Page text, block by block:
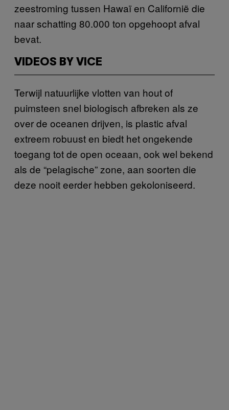
zeestroming tussen Hawaï en Californië die
naar schatting 80.000 ton opgehoopt afval
bevat.
VIDEOS BY VICE
Terwijl natuurlijke vlotten van hout of
puimsteen snel biologisch afbreken als ze
over de oceanen drijven, is plastic afval
extreem robuust en biedt het ongekende
toegang tot de open oceaan, ook wel bekend
als de “pelagische” zone, aan soorten die
deze nooit eerder hebben gekoloniseerd.